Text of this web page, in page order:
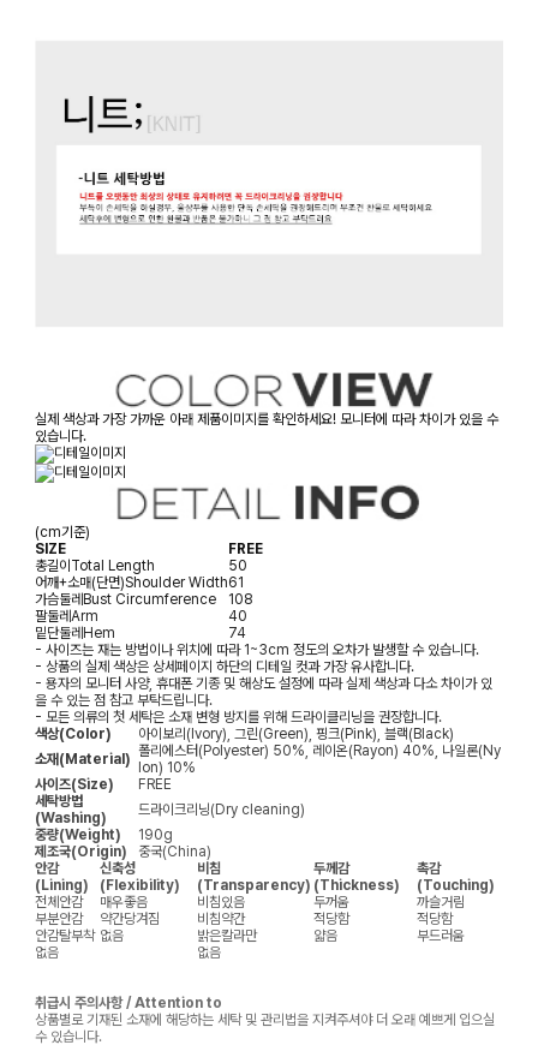
실제 색상과 가장 가까운 아래 제품이미지를 확인하세요! 모니터에 따라 차이가 있을 수
있습니다.
(cm기준)
SIZE
FREE
총길이 Total Length
50
어깨+소매(단면)Shoulder Width61
가슴둘레 Bust Circumference
108
팔둘레 Arm
40
밑단둘레 Hem
74
- 사이즈는 재는 방법이나 위치에 따라 1~3cm 정도의 오차가 발생할 수 있습니다.
- 상품의 실제 색상은 상세페이지 하단의 디테일 컷과 가장 유사합니다.
- 용자의 모니터 사양, 휴대폰 기종 및 해상도 설정에 따라 실제 색상과 다소 차이가 있
을 수 있는 점 참고 부탁드립니다.
- 모든 의류의 첫 세탁은 소재 변형 방지를 위해 드라이클리닝을 권장합니다.
색상(Color)
아이보리(Ivory), 그린(Green), 핑크(Pink), 블랙(Black)
소재(Material) 폴리에스터(Polyester) 50%, 레이온(Rayon) 40%, 나일론(Ny
lon) 10%
사이즈(Size)
FREE
세탁방법
(Washing)
드라이크리닝(Dry cleaning)
중량(Weight)
190g
제조국(Origin)
중국(China)
안감
(Lining)
신축성
(Flexibility)
비침
(Transparency)
두께감
(Thickness)
촉감
(Touching)
전체안감
매우좋음 비침있음 두꺼움
까슬거림
부분안감
약간당겨짐 비침약간 적당함
적당함
안감탈부착 없음 밝은칼라만 얇음
부드러움
없음
없음
취급시 주의사항 / Attention to
상품별로 기재된 소재에 해당하는 세탁 및 관리법을 지켜주셔야 더 오래 예쁘게 입으실
수 있습니다.